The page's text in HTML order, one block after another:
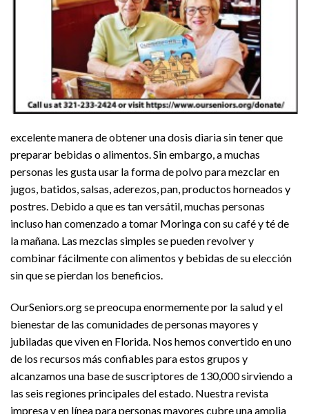
excelente manera de obtener una dosis diaria sin tener que
preparar bebidas o alimentos. Sin embargo, a muchas
personas les gusta usar la forma de polvo para mezclar en
jugos, batidos, salsas, aderezos, pan, productos horneados y
postres. Debido a que es tan versátil, muchas personas
incluso han comenzado a tomar Moringa con su café y té de
la mañana. Las mezclas simples se pueden revolver y
combinar fácilmente con alimentos y bebidas de su elección
sin que se pierdan los beneficios.
OurSeniors.org se preocupa enormemente por la salud y el
bienestar de las comunidades de personas mayores y
jubiladas que viven en Florida. Nos hemos convertido en uno
de los recursos más confiables para estos grupos y
alcanzamos una base de suscriptores de 130,000 sirviendo a
las seis regiones principales del estado. Nuestra revista
impresa y en línea para personas mayores cubre una amplia